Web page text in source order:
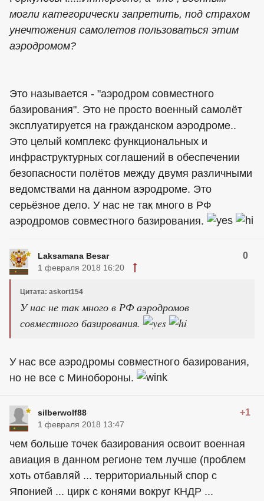
могли категорически запретить, под страхом
унечтожения самолетов пользоваться этим
аэродромом?
Это называется - "аэродром совместного
базирования". Это не просто военный самолёт
эксплуатируется на гражданском аэродроме..
Это целый комплекс функциональных и
инфраструктурных соглашений в обеспечении
безопасности полётов между двумя различными
ведомствами на данном аэродроме. Это
серьёзное дело. У нас не так много в РФ
аэродромов совместного базирования.
Laksamana Besar 0
1 февраля 2018 16:20
Цитата: askort154
У нас не так много в РФ аэродромов
совместного базирования.
У нас все аэродромы совместного базирования,
но не все с Минобороны.
silberwolf88 +1
1 февраля 2018 13:47
чем больше точек базирования освоит военная
авиация в данном регионе тем лучше (проблем
хоть отбавляй ... территориальный спор с
Японией ... цирк с конями вокруг КНДР ...